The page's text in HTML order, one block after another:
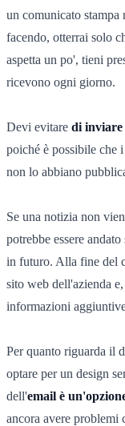
un comunicato
facendo, otterrai solo
aspetta un po', tieni
ricevono ogni giorno.
Devi evitare di inviare
poiché è possibile che
non lo abbiano
Se una notizia non
potrebbe essere
in futuro. Alla fine del
sito web dell'azienda
informazioni
Per quanto riguarda il
optare per un design
dell'email è
ancora avere problemi